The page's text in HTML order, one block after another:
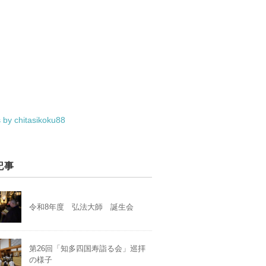
by chitasikoku88
事
令和8年度 弘法大師 誕生会
第26回「知多四国寿詣る会」巡拝
の様子